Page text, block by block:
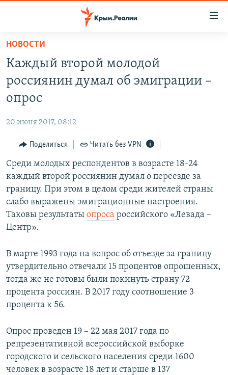
Вернуться
основному
содержанию
Вернутся
главной
Вернутся
поиску
СПЕЦПРОЕКТЫ
11 ЛЕТ ОККУПАЦИИ КРЫМА. 11 ИСТОРИЙ СОПРОТИВЛЕНИЯ
ВОДА
ЕЩЕ
ИНТЕРАКТИВ
ИНФОГРАФИКА
ТЕЛЕПРОЕКТ КРЫМ.РЕАЛИИ
СОВЕТЫ ПРАВОЗАЩИТНИКОВ
ПРОПАВШИЕ БЕЗ ВЕСТИ
КРЫМ.НЕПОКОРЕННЫЙ
УКРАИНСКАЯ ПРОБЛЕМА КРЫМА
РАДІО СВОБОДА
КАК ОБОЙТИ БЛОКИРОВКУ
Українською
Qırımtatar
Все сайты RFE/RL
НОВОСТИ
Каждый второй молодой
россиянин думал об эмиграции –
опрос
20 июня 2017, 08:12
Поделиться Читать без VPN
Среди молодых респондентов в возрасте 18-24
каждый второй россиянин думал о переезде за
границу. При этом в целом среди жителей страны
слабо выражены эмиграционные настроения.
Таковы результаты опроса российского «Левада –
Центр».
В марте 1993 года на вопрос об отъезде за границу
утвердительно отвечали 15 процентов опрошенных,
тогда же не готовы были покинуть страну 72
процента россиян. В 2017 году соотношение 3
процента к 56.
Опрос проведен 19 – 22 мая 2017 года по
репрезентативной всероссийской выборке
городского и сельского населения среди 1600
человек в возрасте 18 лет и старше в 137